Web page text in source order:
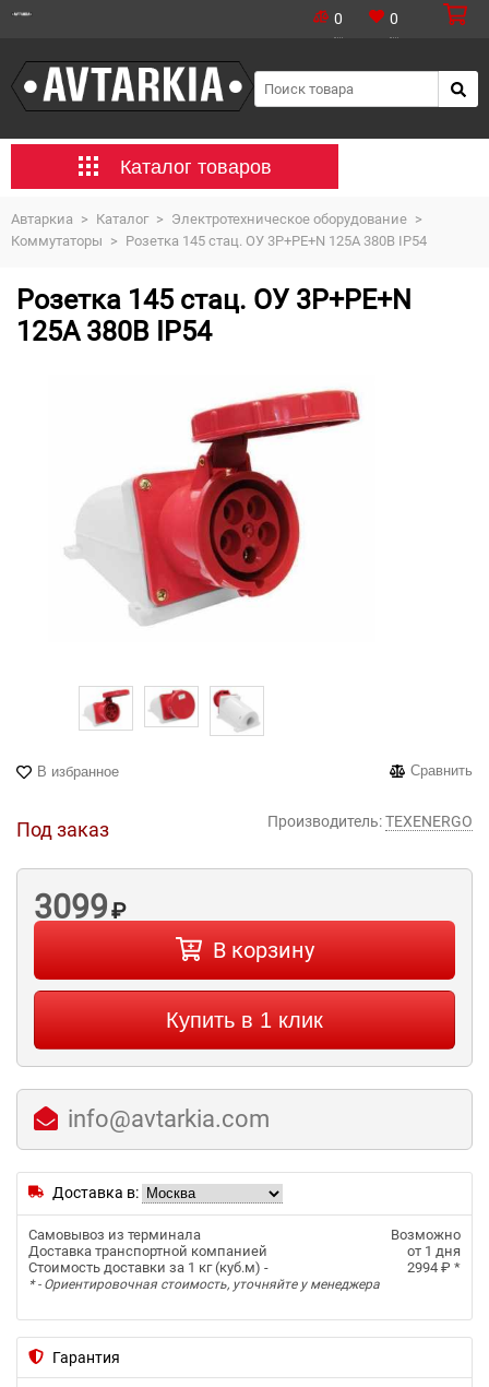
0 0
Каталог товаров
Автаркиа > Каталог > Электротехническое оборудование >
Коммутаторы > Розетка 145 стац. ОУ 3Р+PE+N 125А 380В IP54
Розетка 145 стац. ОУ 3Р+PE+N
125А 380В IP54
В избранное Сравнить
Под заказ Производитель:TEXENERGO
3099₽
В корзину
Купить в 1 клик
info@avtarkia.com
Доставка в:
Самовывоз из терминала
Возможно
Доставка транспортной компанией
от 1 дня
Стоимость доставки за 1 кг (куб.м) -
2994 ₽ *
* - Ориентировочная стоимость, уточняйте у менеджера
Гарантия